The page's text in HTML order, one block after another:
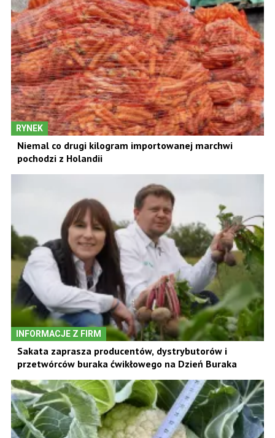
RYNEK
Niemal co drugi kilogram importowanej marchwi
pochodzi z Holandii
INFORMACJE Z FIRM
Sakata zaprasza producentów, dystrybutorów i
przetwórców buraka ćwikłowego na Dzień Buraka